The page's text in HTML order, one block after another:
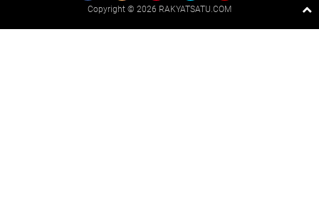
Copyright © 2026 RAKYATSATU.COM
Raushan